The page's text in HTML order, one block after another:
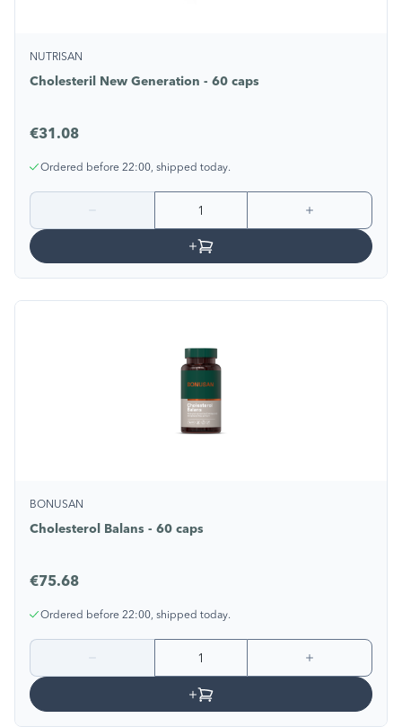
NUTRISAN
Cholesteril New Generation - 60 caps
€31.08
Ordered before 22:00, shipped today.
BONUSAN
Cholesterol Balans - 60 caps
€75.68
Ordered before 22:00, shipped today.